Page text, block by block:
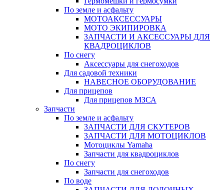
По земле и асфальту
МОТОАКСЕССУАРЫ
МОТО ЭКИПИРОВКА
ЗАПЧАСТИ И АКСЕССУАРЫ ДЛЯ
КВАДРОЦИКЛОВ
По снегу
Аксессуары для снегоходов
Для садовой техники
НАВЕСНОЕ ОБОРУДОВАНИЕ
Для прицепов
Для прицепов МЗСА
Запчасти
По земле и асфальту
ЗАПЧАСТИ ДЛЯ СКУТЕРОВ
ЗАПЧАСТИ ДЛЯ МОТОЦИКЛОВ
Мотоциклы Yamaha
Запчасти для квадроциклов
По снегу
Запчасти для снегоходов
По воде